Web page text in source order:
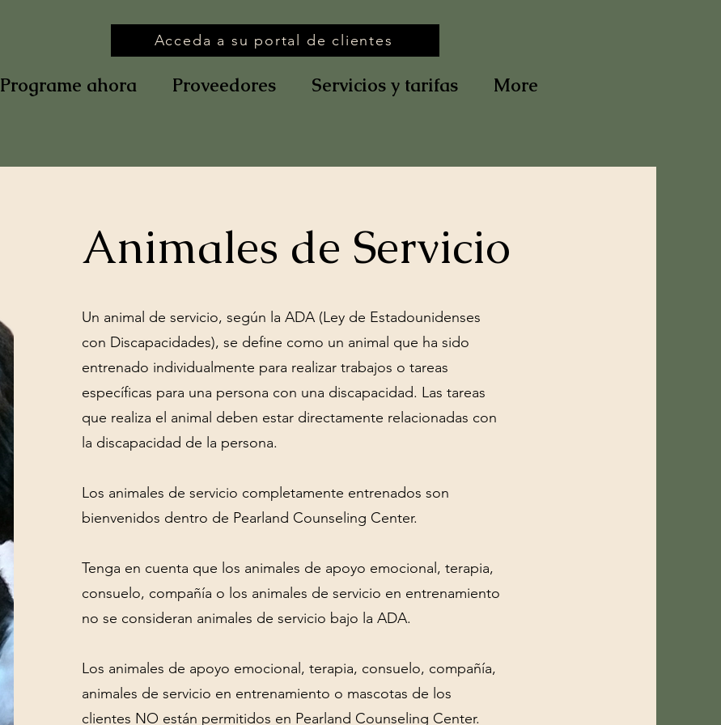
Acceda a su portal de clientes
Programe ahora Proveedores Servicios y tarifas More
Animales de Servicio
Un animal de servicio, según la ADA (Ley de Estadounidenses
con Discapacidades), se define como un animal que ha sido
entrenado individualmente para realizar trabajos o tareas
específicas para una persona con una discapacidad. Las tareas
que realiza el animal deben estar directamente relacionadas con
la discapacidad de la persona.
Los animales de servicio completamente entrenados son
bienvenidos dentro de Pearland Counseling Center.
Tenga en cuenta que los animales de apoyo emocional, terapia,
consuelo, compañía o los animales de servicio en entrenamiento
no se consideran animales de servicio bajo la ADA.
Los animales de apoyo emocional, terapia, consuelo, compañía,
animales de servicio en entrenamiento o mascotas de los
clientes NO están permitidos en Pearland Counseling Center.